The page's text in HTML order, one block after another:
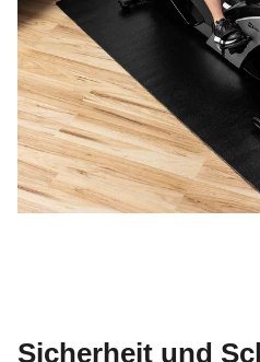
Sicherheit und